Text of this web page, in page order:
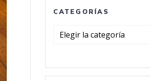
CATEGORÍAS
Categorías